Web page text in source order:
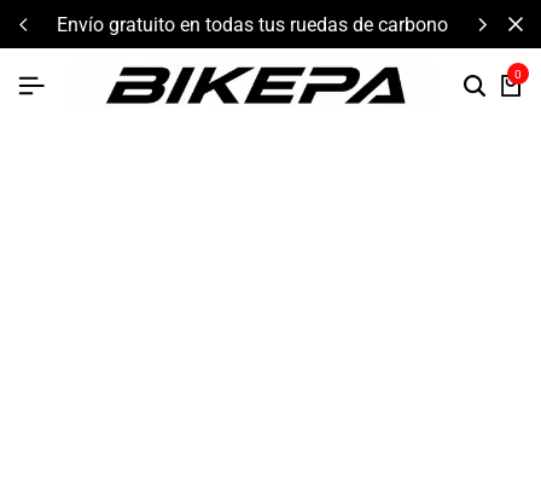
envío gratuito en todas tus ruedas de carbono
0